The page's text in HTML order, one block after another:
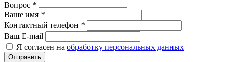
Вопрос *
Ваше имя *
Контактный телефон *
Ваш E-mail
Я согласен на обработку персональных данных